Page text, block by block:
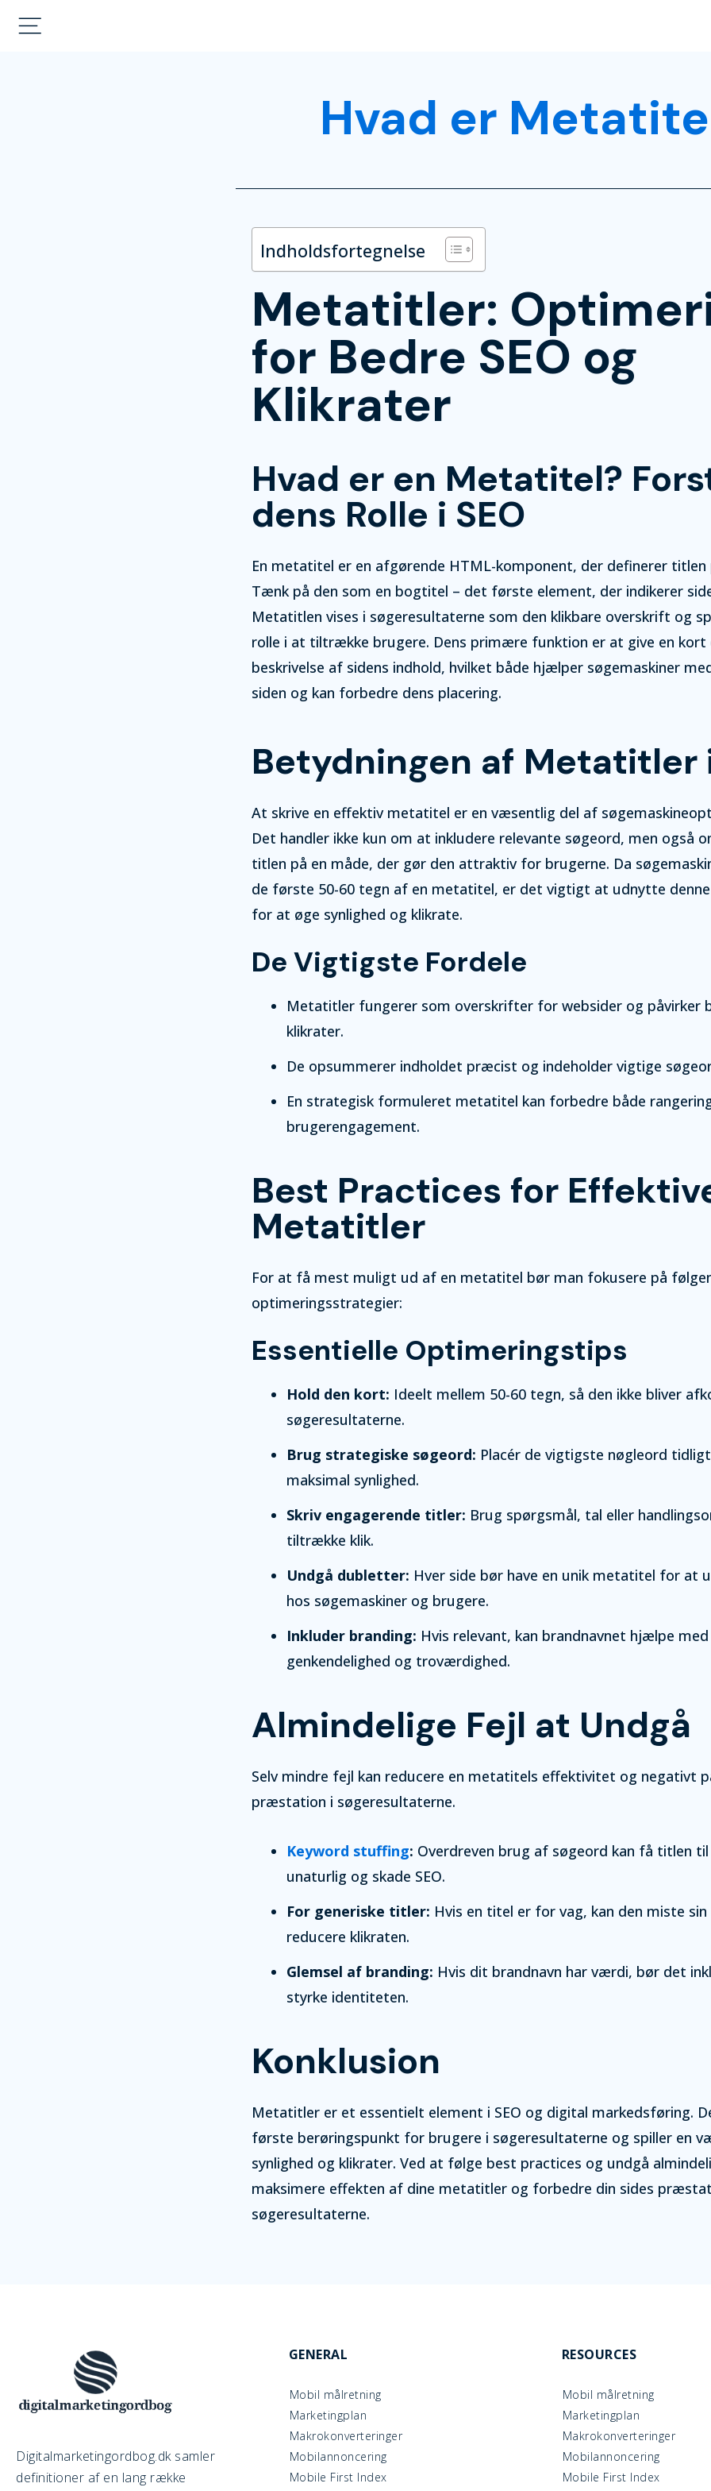
Hvad er
Indholdsfortegnelse
Metatitler:
for Bedre SEO og
Klikrater
Hvad er en Metatitel?
dens Rolle i SEO
En metatitel er en afgørende HTML-komponent, der definerer titlen
Tænk på den som en bogtitel – det første element, der indikerer
Metatitlen vises i søgeresultaterne som den klikbare overskrift og
rolle i at tiltrække brugere. Dens primære funktion er at give en
beskrivelse af sidens indhold, hvilket både hjælper søgemaskiner
siden og kan forbedre dens placering.
Betydningen af Metatitler
At skrive en effektiv metatitel er en væsentlig del af
Det handler ikke kun om at inkludere relevante søgeord, men også
titlen på en måde, der gør den attraktiv for brugerne. Da
de første 50-60 tegn af en metatitel, er det vigtigt at udnytte
for at øge synlighed og klikrate.
De Vigtigste Fordele
Metatitler fungerer som overskrifter for websider og påvirker
klikrater.
De opsummerer indholdet præcist og indeholder vigtige
En strategisk formuleret metatitel kan forbedre både
brugerengagement.
Best Practices for
Metatitler
For at få mest muligt ud af en metatitel bør man fokusere på
optimeringsstrategier:
Essentielle Optimeringstips
Hold den kort: Ideelt mellem 50-60 tegn, så den ikke bliver
søgeresultaterne.
Brug strategiske søgeord: Placér de vigtigste nøgleord
maksimal synlighed.
Skriv engagerende titler: Brug spørgsmål, tal eller
tiltrække klik.
Undgå dubletter: Hver side bør have en unik metatitel for at
hos søgemaskiner og brugere.
Inkluder branding: Hvis relevant, kan brandnavnet hjælpe
genkendelighed og troværdighed.
Almindelige Fejl at Undgå
Selv mindre fejl kan reducere en metatitels effektivitet og negativt
præstation i søgeresultaterne.
Keyword stuffing: Overdreven brug af søgeord kan få titlen
unaturlig og skade SEO.
For generiske titler: Hvis en titel er for vag, kan den miste
reducere klikraten.
Glemsel af branding: Hvis dit brandnavn har værdi, bør det
styrke identiteten.
Konklusion
Metatitler er et essentielt element i SEO og digital markedsføring.
første berøringspunkt for brugere i søgeresultaterne og spiller en
synlighed og klikrater. Ved at følge best practices og undgå
maksimere effekten af dine metatitler og forbedre din sides
søgeresultaterne.
Digitalmarketingordbog.dk samler
definitioner af en lang række
GENERAL
Mobil målretning
Marketingplan
Makrokonverteringer
Mobilannoncering
Mobile First Index
RESOURCES
Mobil målretning
Marketingplan
Makrokonverteringer
Mobilannoncering
Mobile First Index